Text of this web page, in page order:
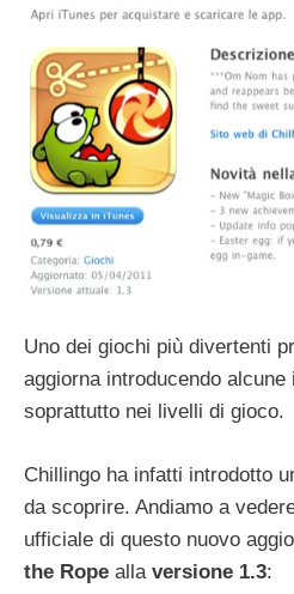
Uno dei giochi più divertenti
aggiorna introducendo
soprattutto nei livelli di gioco.
Chillingo ha infatti introdotto
da scoprire. Andiamo a
ufficiale di questo nuovo
the Rope alla versione 1.3: